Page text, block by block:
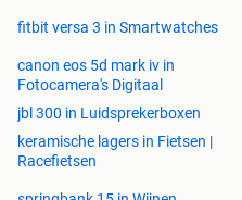
fitbit versa 3 in Smartwatches
canon eos 5d mark iv in
Fotocamera's Digitaal
jbl 300 in Luidsprekerboxen
keramische lagers in Fietsen |
Racefietsen